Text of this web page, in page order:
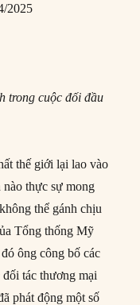
2025
trong cuộc đối đầu
thế giới lại lao vào
thực sự mong
thể gánh chịu
Tổng thống Mỹ
ông công bố các
tác thương mại
phát động một số